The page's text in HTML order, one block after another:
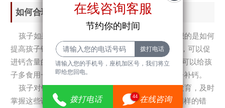
如何合理的给孩子补钙？
孩子如果确实出现了钙不足的情况，家长们应该想的是如何
提高孩子钙吸收率。不妨让孩子多晒太阳补充d元素，可以促
进钙含量的吸收，或者额外补充一些D元素。平时也可以给孩
子多食用一些钙含量高的食物，这样都可以帮助孩子补钙。
孩子对钙吸收的能力可以直接影响到孩子身高的发育，及时
掌握这些误区，就可以避免在给孩子补钙的时候犯同样的错
在线咨询客服
节约你的时间
请输入您的手机号，座机加区号，我们将立
即给您回电。
拨打电话 44 在线咨询